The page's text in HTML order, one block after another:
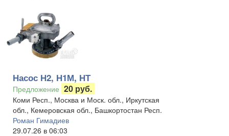
Насос Н2, Н1М, НТ
Предложение 20 руб.
Коми Респ., Москва и Моск. обл., Иркутская
обл., Кемеровская обл., Башкортостан Респ.
Роман Гимадиев
29.07.26 в 06:03